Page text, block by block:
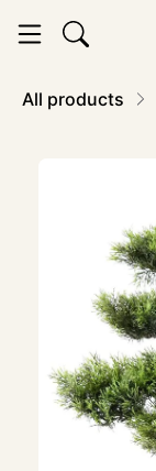
All products